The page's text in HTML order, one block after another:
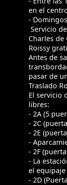
en el
-
Servicio
Charles de
Roissy
Antes de
pasar de
Traslado
El servicio
libres:
- 2A (5
- 2C
- 2E
-
- 2F
- La
el equipaje
- 2D